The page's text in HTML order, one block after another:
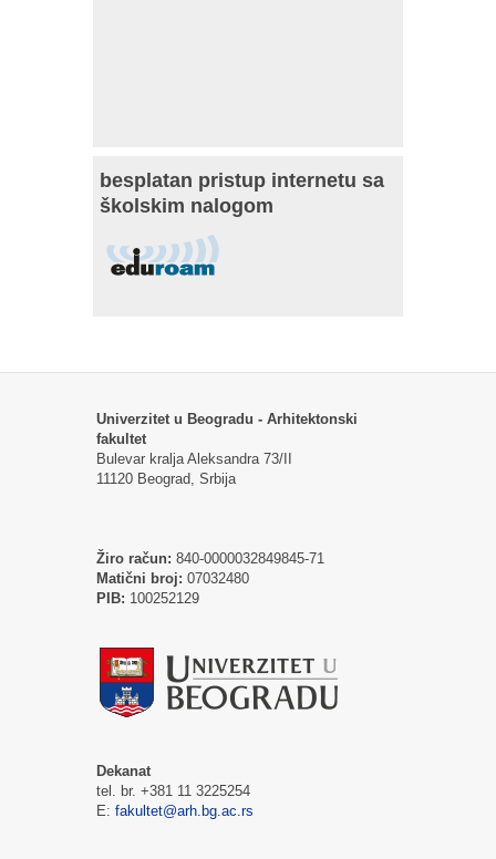
besplatan pristup internetu sa
školskim nalogom
Univerzitet u Beogradu - Arhitektonski
fakultet
Bulevar kralja Aleksandra 73/II
11120 Beograd, Srbija
Žiro račun: 840-0000032849845-71
Matični broj: 07032480
PIB: 100252129
Dekanat
tel. br. +381 11 3225254
E: fakultet@arh.bg.ac.rs